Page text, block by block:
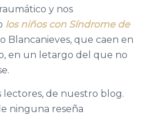
y nos
los niños con Síndrome de
Blancanieves, que caen en
en un letargo del que no
de nuestro blog.
ninguna reseña